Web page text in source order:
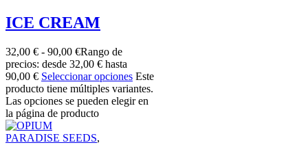
ICE CREAM
32,00 € - 90,00 €Rango de
precios: desde 32,00 € hasta
90,00 € Seleccionar opciones Este
producto tiene múltiples variantes.
Las opciones se pueden elegir en
la página de producto
PARADISE SEEDS,